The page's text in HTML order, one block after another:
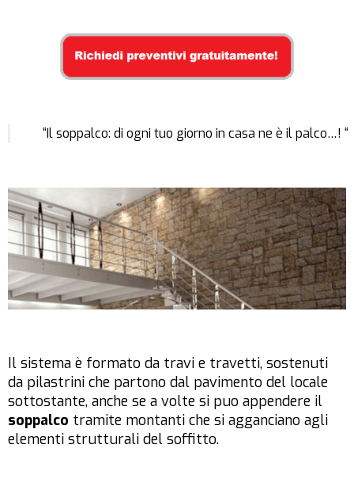
“Il soppalco: di ogni tuo giorno in casa ne è il palco…! “
Il sistema è formato da travi e travetti, sostenuti
da pilastrini che partono dal pavimento del locale
sottostante, anche se a volte si puo appendere il
soppalco tramite montanti che si agganciano agli
elementi strutturali del soffitto.